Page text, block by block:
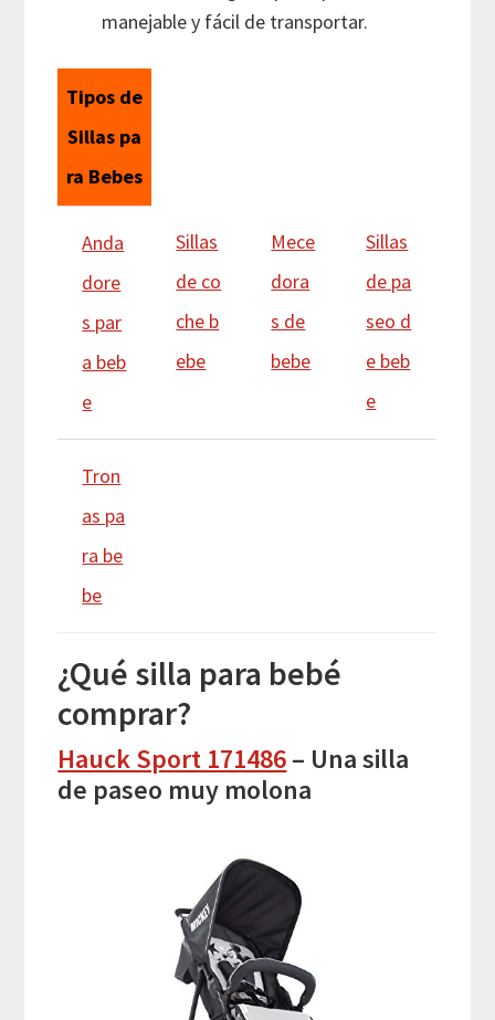
manejable y fácil de transportar.
Tipos de
Sillas pa
ra Bebes
Anda
dore
s par
a beb
e
Sillas
de co
che b
ebe
Mece
dora
s de
bebe
Sillas
de pa
seo d
e beb
e
Tron
as pa
ra be
be
¿Qué silla para bebé
comprar?
Hauck Sport 171486– Una silla
de paseo muy molona